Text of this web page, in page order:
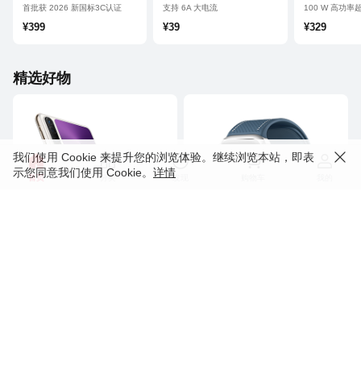
12000）
首批获 2026 新国标3C认证
离线查找智慧提醒
¥399
支持 6A 大电流
¥39
100 W 高功率
超耐用自带线
¥329
精选好物
首页 分类 发现
我们使用 Cookie 来提升您的浏览体验。继续浏览本站，即表
示您同意我们使用 Cookie。 详情